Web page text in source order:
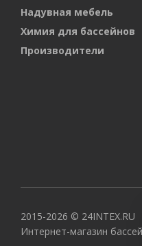
Надувная мебель
Химия для бассейнов
Производители
2015-2026 © 24INTEX.RU
Интернет-магазин